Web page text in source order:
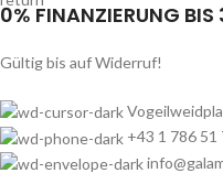
0% FINANZIERUNG
Gültig bis auf Widerruf!
+43 1 786 51